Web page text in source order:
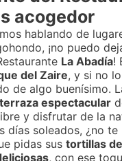
acogedor
hablando de
¡no puedo
La Abadía!
del Zaire, y si no
de algo buenísimo.
terraza espectacular
y disfrutar de la
días soleados, ¿no te
pidas sus tortillas
, con ese